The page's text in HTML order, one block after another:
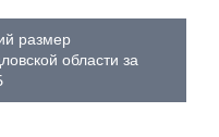
размер
области за